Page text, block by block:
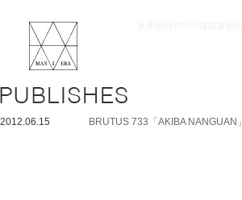
2012.06.15 BRUTUS 733「AKIBA NANGUAN」